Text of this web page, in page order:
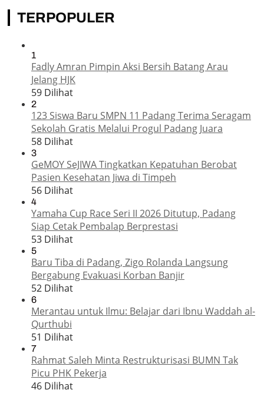
TERPOPULER
1
Fadly Amran Pimpin Aksi Bersih Batang Arau
Jelang HJK
59 Dilihat
2
123 Siswa Baru SMPN 11 Padang Terima Seragam
Sekolah Gratis Melalui Progul Padang Juara
58 Dilihat
3
GeMOY SeJIWA Tingkatkan Kepatuhan Berobat
Pasien Kesehatan Jiwa di Timpeh
56 Dilihat
4
Yamaha Cup Race Seri II 2026 Ditutup, Padang
Siap Cetak Pembalap Berprestasi
53 Dilihat
5
Baru Tiba di Padang, Zigo Rolanda Langsung
Bergabung Evakuasi Korban Banjir
52 Dilihat
6
Merantau untuk Ilmu: Belajar dari Ibnu Waddah al-
Qurthubi
51 Dilihat
7
Rahmat Saleh Minta Restrukturisasi BUMN Tak
Picu PHK Pekerja
46 Dilihat